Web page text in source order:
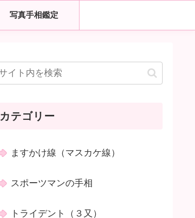
写真手相鑑定
カテゴリー
ますかけ線（マスカケ線）
スポーツマンの手相
トライデント（３又）